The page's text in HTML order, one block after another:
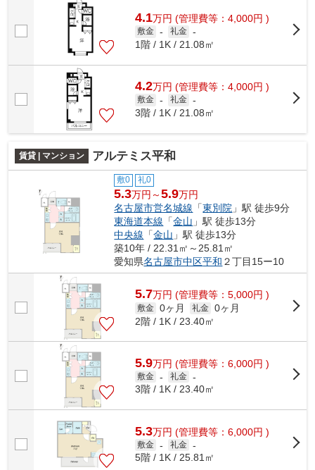
4.1万円 (管理費等：4,000円 )
敷金 - 礼金 -
1階 / 1K / 21.08㎡
4.2万円 (管理費等：4,000円 )
敷金 - 礼金 -
3階 / 1K / 21.08㎡
賃貸 | マンション アルテミス平和
敷0 礼0
5.3万円～5.9万円
名古屋市営名城線 「東別院 」駅 徒歩9分
東海道本線 「金山 」駅 徒歩13分
中央線 「金山 」駅 徒歩13分
築10年 / 22.31㎡～25.81㎡
愛知県名古屋市中区平和 ２丁目15ー10
5.7万円 (管理費等：5,000円 )
敷金 0ヶ月 礼金 0ヶ月
2階 / 1K / 23.40㎡
5.9万円 (管理費等：6,000円 )
敷金 - 礼金 -
3階 / 1K / 23.40㎡
5.3万円 (管理費等：6,000円 )
敷金 - 礼金 -
5階 / 1K / 25.81㎡